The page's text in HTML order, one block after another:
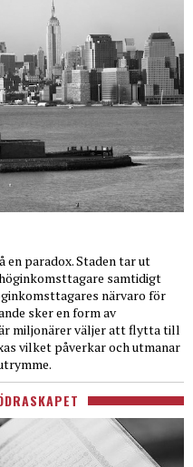
en paradox. Staden tar ut
samtidigt
närvaro för
sker en form av
miljonärer väljer att flytta till
vilket påverkar och utmanar